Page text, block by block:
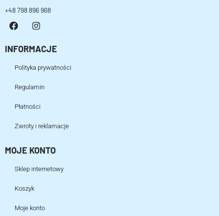
+48 798 896 968
INFORMACJE
Polityka prywatności
Regulamin
Płatności
Zwroty i reklamacje
MOJE KONTO
Sklep internetowy
Koszyk
Moje konto